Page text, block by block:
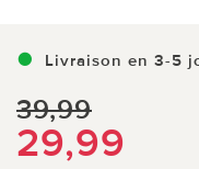
Livraison en 3-5
39,99
29,99